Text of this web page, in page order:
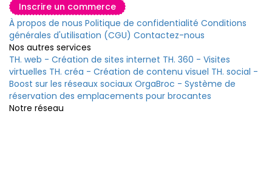
Inscrire un commerce
À propos de nous Politique de confidentialité Conditions
générales d'utilisation (CGU) Contactez-nous
Nos autres services
TH. web - Création de sites internet TH. 360 - Visites
virtuelles TH. créa - Création de contenu visuel TH. social -
Boost sur les réseaux sociaux OrgaBroc - Système de
réservation des emplacements pour brocantes
Notre réseau